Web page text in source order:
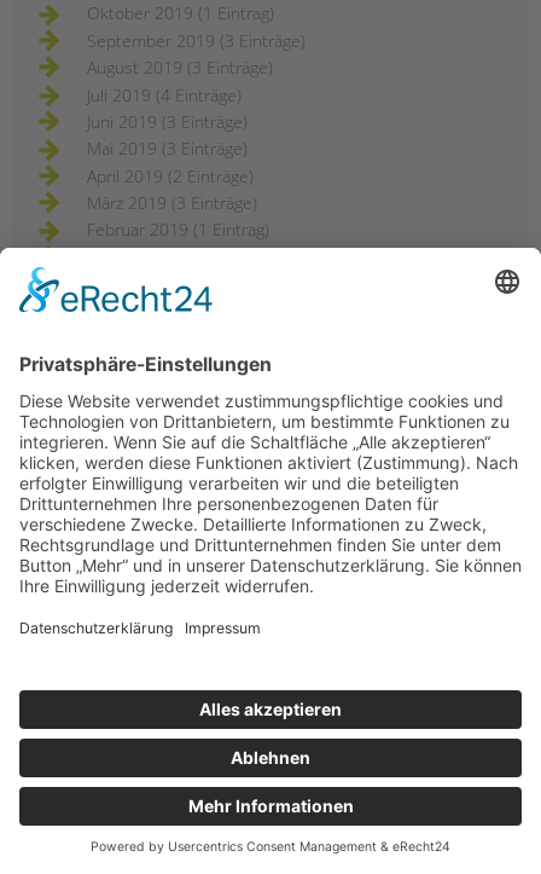
Oktober 2019 (1 Eintrag)
September 2019 (3 Einträge)
August 2019 (3 Einträge)
Juli 2019 (4 Einträge)
Juni 2019 (3 Einträge)
Mai 2019 (3 Einträge)
April 2019 (2 Einträge)
März 2019 (3 Einträge)
Februar 2019 (1 Eintrag)
Dezember 2018 (3 Einträge)
November 2018 (3 Einträge)
September 2018 (3 Einträge)
August 2018 (2 Einträge)
Juli 2018 (2 Einträge)
Juni 2018 (2 Einträge)
April 2018 (1 Eintrag)
März 2018 (2 Einträge)
Februar 2018 (2 Einträge)
X